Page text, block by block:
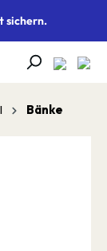
sichern.
Bänke